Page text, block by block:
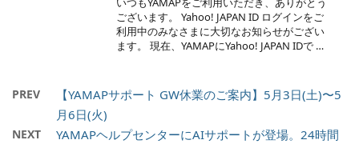
ございます。 Yahoo! JAPAN ID ログインをご
利用中のみなさまに大切なお知らせがござい
ます。 現在、YAMAPにYahoo! JAPAN IDで …
PREV
【YAMAPサポート GW休業のご案内】5月3日(土)〜5
月6日(火)
NEXT
YAMAPヘルプセンターにAIサポートが登場。24時間